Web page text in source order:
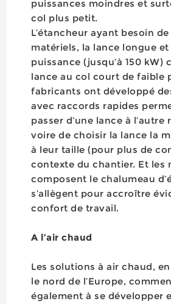
puissances moindres et
col plus petit.
L’étancheur ayant besoin
matériels, la lance longue
puissance (jusqu’à 150 kW)
lance au col court de faible
fabricants ont développé
avec raccords rapides
passer d’une lance à l’autre
voire de choisir la lance la
à leur taille (pour plus de
contexte du chantier. Et les
composent le chalumeau
s’allègent pour accroître
confort de travail.
A l’air chaud
Les solutions à air chaud,
le nord de l’Europe,
également à se développer